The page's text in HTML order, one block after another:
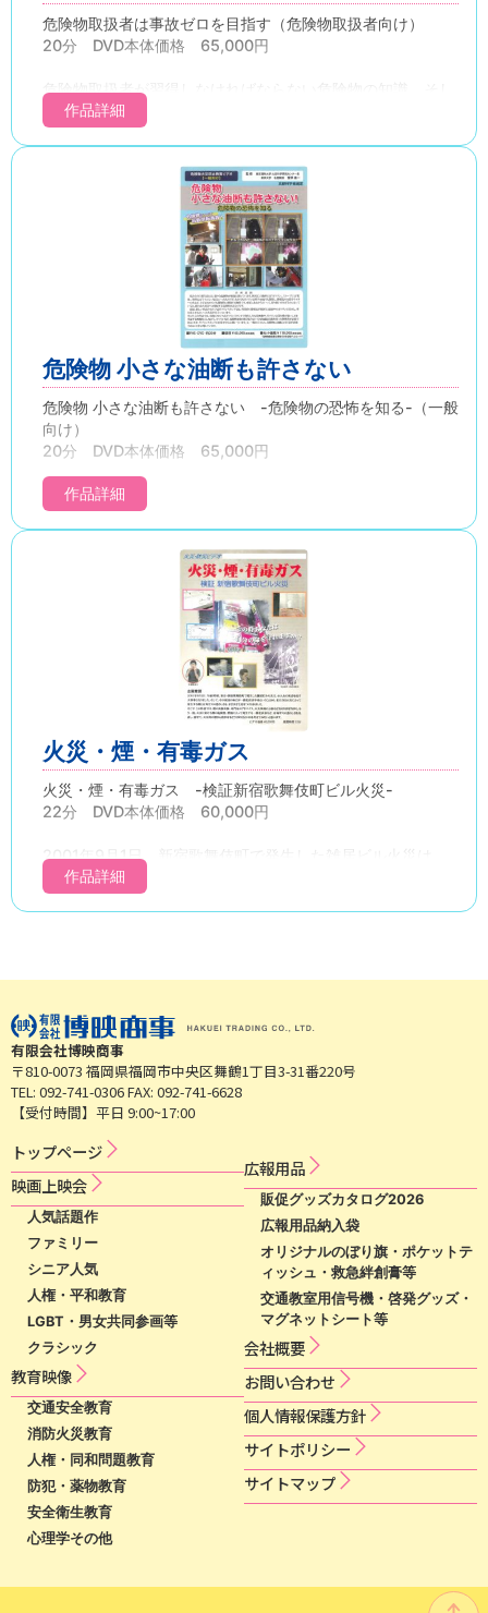
危険物取扱者は事故ゼロを目指す（危険物取扱者向け）
20分 DVD本体価格 65,000円
危険物取扱者が習得しなければならない危険物の知識、そし
てガソリンスタンドでの日常業務の中で危険物取扱者は、ど
のような保安管理を身につけておく必要があるのか、また、
まえて、危険物取扱者の具体的な役割や事故防止の点検の仕
方を分かりやすく解説しています。
作品詳細
危険物 小さな油断も許さない
危険物 小さな油断も許さない -危険物の恐怖を知る-（一般
向け）
20分 DVD本体価格 65,000円
実際にセルフ式ガソリンスタンドで発生した火災映像や、ガ
ソリンは引火性が強いことを実証する映像を示しながら、ガ
った管理者が必要であることを、ガソリンスタンドの日常を
中心に、一般の人々にも、危険物には細心の注意が必要であ
ることを示しています。
作品詳細
火災・煙・有毒ガス
火災・煙・有毒ガス -検証新宿歌舞伎町ビル火災-
22分 DVD本体価格 60,000円
2001年9月1日、新宿歌舞伎町で発生した雑居ビル火災は、
44人もの死者を出す大惨事となりました。
災における煙の危険性、燃焼によって発生する一酸化炭素な
作品詳細
有限会社博映商事
〒810-0073 福岡県福岡市中央区舞鶴1丁目3-31番220号
TEL: 092-741-0306 FAX: 092-741-6628
【受付時間】平日 9:00~17:00
トップページ
映​画​上​映​会​​
人気話題作
ファミリー
シニア人気
人権・平和教育
LGBT・男女共同参画等
クラシック
教育映像
交通安全教育
消防火災教育
人権・同和問題教育
防犯・薬物教育
安全衛生教育
心理学その他
広​報​用​品​
販促グッズカタログ2026
広報用品納入袋
オリジナルのぼり旗・ポケットテ
ィッシュ・救急絆創膏等
交通教室用信号機・啓発グッズ・
マグネットシート等
会社概要
お問い合わせ
個​人​情​報​保​護​方​針​
サ​イ​ト​ポ​リ​シ​ー​
サイトマップ